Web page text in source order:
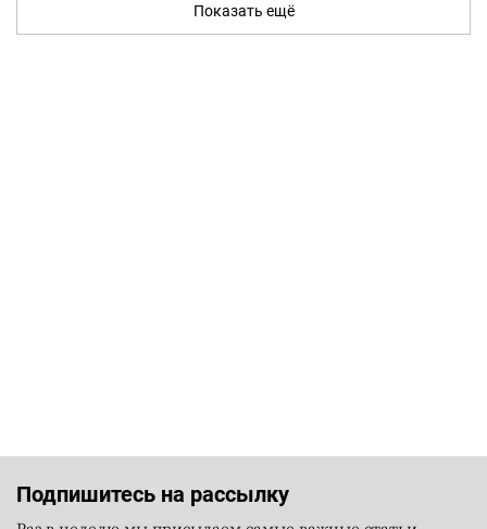
Показать ещё
Подпишитесь на рассылку